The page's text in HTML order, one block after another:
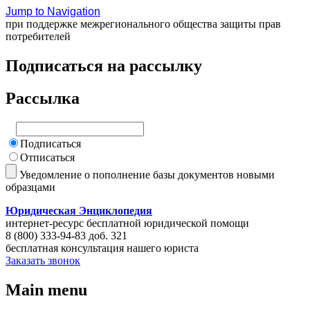
Jump to Navigation
при поддержке межрегионального общества защиты прав
потребителей
Подписаться на рассылку
Рассылка
Подписаться
Отписаться
Уведомление о пополнение базы документов новыми
образцами
Юридическая Энциклопедия
интернет-ресурс бесплатной юридической помощи
8 (800) 333-94-83 доб. 321
бесплатная консультация нашего юриста
Заказать звонок
Main menu